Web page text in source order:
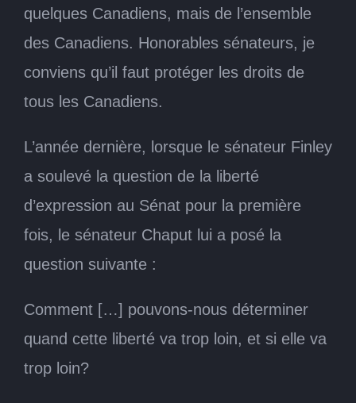
quelques Canadiens, mais de l’ensemble
des Canadiens. Honorables sénateurs, je
conviens qu’il faut protéger les droits de
tous les Canadiens.
L’année dernière, lorsque le sénateur Finley
a soulevé la question de la liberté
d’expression au Sénat pour la première
fois, le sénateur Chaput lui a posé la
question suivante :
Comment […] pouvons-nous déterminer
quand cette liberté va trop loin, et si elle va
trop loin?